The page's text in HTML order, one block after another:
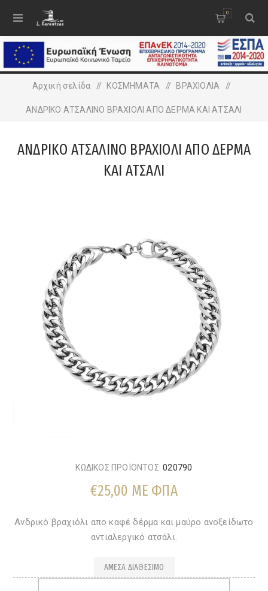
0
Αρχική σελίδα / ΚΟΣΜΗΜΑΤΑ / ΒΡΑΧΙΟΛΙA /
ΑΝΔΡΙΚΟ ΑΤΣΑΛΙΝΟ ΒΡΑΧΙΟΛΙ ΑΠΟ ΔΕΡΜΑ ΚΑΙ ΑΤΣΑΛΙ
ΑΝΔΡΙΚΟ ΑΤΣΑΛΙΝΟ ΒΡΑΧΙΟΛΙ ΑΠΟ ΔΕΡΜΑ
ΚΑΙ ΑΤΣΑΛΙ
ΚΩΔΙΚΟΣ ΠΡΟΪΟΝΤΟΣ: 020790
€25,00 ΜΕ ΦΠΑ
Ανδρικό βραχιόλι απο καφέ δέρμα και μαύρο ανοξείδωτο
αντιαλεργικό ατσάλι.
ΆΜΕΣΑ ΔΙΑΘΈΣΙΜΟ